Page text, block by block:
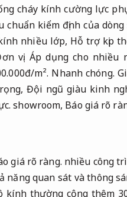
cháy kính cường lực
chuẩn kiểm định của dòng
nhiều lớp, Hỗ trợ kịp
vị. Áp dụng cho nhiều
m². Nhanh chóng.
Đội ngũ giàu kinh
showroom, Báo giá rõ
giá rõ ràng. nhiều công
năng quan sát và thông
kính thường cộng thêm